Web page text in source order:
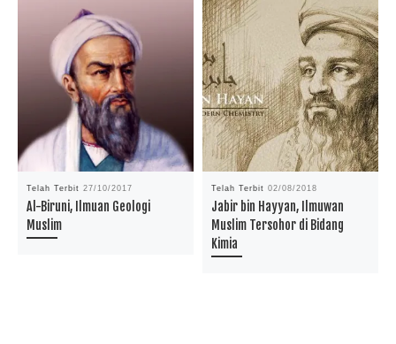
Telah Terbit27/10/2017
Al-Biruni, Ilmuan Geologi
Muslim
Telah Terbit02/08/2018
Jabir bin Hayyan, Ilmuwan
Muslim Tersohor di Bidang
Kimia